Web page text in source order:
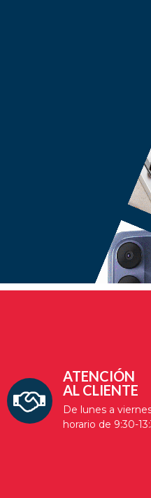
ATENCIÓN
AL CLIENTE
De lunes a
horario de 9:30-